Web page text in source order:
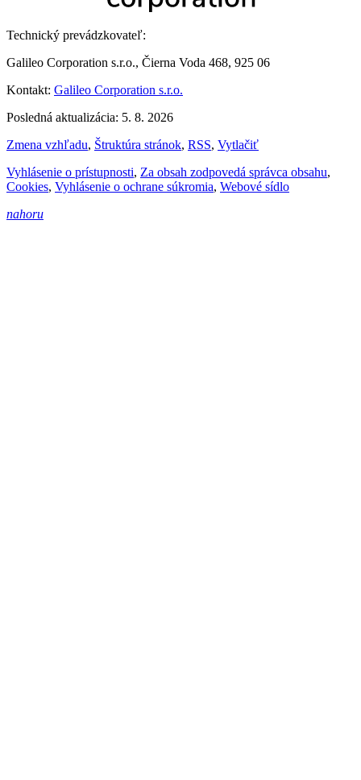
Technický prevádzkovateľ:
Galileo Corporation s.r.o., Čierna Voda 468, 925 06
Kontakt: Galileo Corporation s.r.o.
Posledná aktualizácia: 5. 8. 2026
Zmena vzhľadu, Štruktúra stránok, RSS, Vytlačiť
Vyhlásenie o prístupnosti, Za obsah zodpovedá správca obsahu,
Cookies, Vyhlásenie o ochrane súkromia, Webové sídlo
nahoru